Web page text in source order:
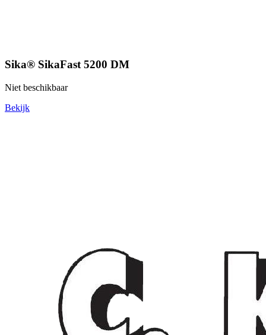
Sika® SikaFast 5200 DM
Niet beschikbaar
Bekijk